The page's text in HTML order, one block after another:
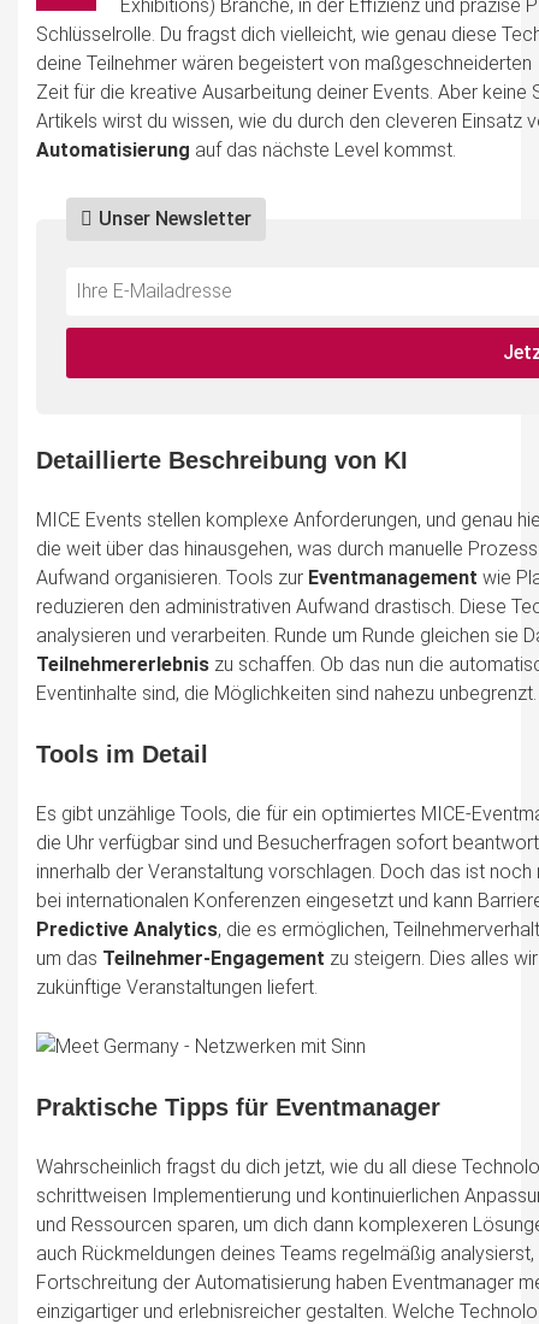
Exhibitions) Branche, in der Effizienz und präzise
Schlüsselrolle. Du fragst dich vielleicht, wie genau diese
deine Teilnehmer wären begeistert von
Zeit für die kreative Ausarbeitung deiner Events. Aber
Artikels wirst du wissen, wie du durch den cleveren Einsatz
Automatisierung auf das nächste Level kommst.
Do
fill
Unser Newsletter
*Ihre
Mailadresse:
Detaillierte Beschreibung von KI
MICE Events stellen komplexe Anforderungen, und genau
die weit über das hinausgehen, was durch manuelle
Aufwand organisieren. Tools zur Eventmanagement wie
reduzieren den administrativen Aufwand drastisch. Diese
analysieren und verarbeiten. Runde um Runde gleichen sie
Teilnehmererlebnis zu schaffen. Ob das nun die
Eventinhalte sind, die Möglichkeiten sind nahezu unbegrenzt.
Tools im Detail
Es gibt unzählige Tools, die für ein optimiertes MICE-
die Uhr verfügbar sind und Besucherfragen sofort
innerhalb der Veranstaltung vorschlagen. Doch das ist noch
bei internationalen Konferenzen eingesetzt und kann
Predictive Analytics, die es ermöglichen,
um das Teilnehmer-Engagement zu steigern. Dies alles
zukünftige Veranstaltungen liefert.
Praktische Tipps für Eventmanager
Wahrscheinlich fragst du dich jetzt, wie du all diese
schrittweisen Implementierung und kontinuierlichen
und Ressourcen sparen, um dich dann komplexeren
auch Rückmeldungen deines Teams regelmäßig
Fortschreitung der Automatisierung haben Eventmanager
einzigartiger und erlebnisreicher gestalten. Welche